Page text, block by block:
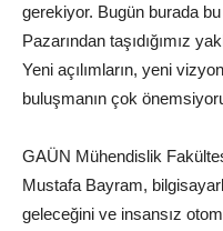
gerekiyor. Bugün burada
Pazarından taşıdığımız
Yeni açılımların, yeni
buluşmanın çok
GAÜN Mühendislik
Mustafa Bayram,
geleceğini ve insansız